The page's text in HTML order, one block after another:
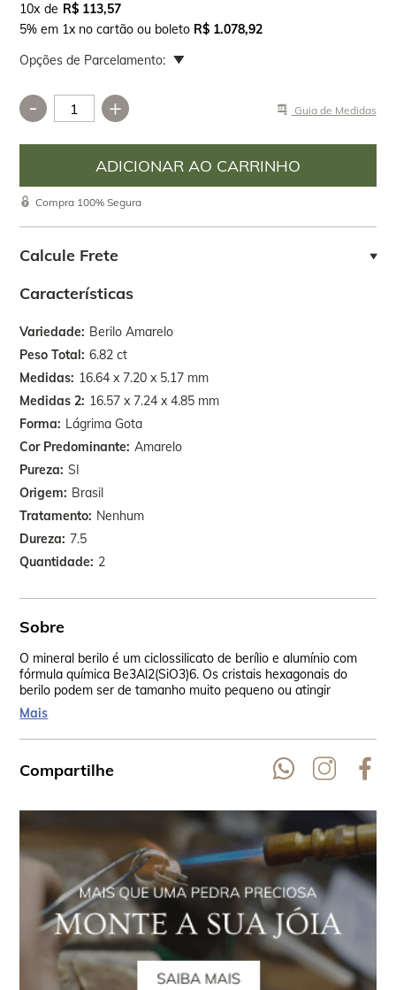
Características
Variedade Berilo Amarelo
Peso Total 6.82 ct
Medidas 16.64 x 7.20 x 5.17 mm
Medidas 2 16.57 x 7.24 x 4.85 mm
Forma Lágrima Gota
Cor Predominante Amarelo
Pureza SI
Origem Brasil
Tratamento Nenhum
Dureza 7.5
Quantidade 2
Sobre
O mineral berilo é um ciclossilicato de berílio e alumínio com
fórmula química Be3Al2(SiO3)6. Os cristais hexagonais do
berilo podem ser de tamanho muito pequeno ou atingir
dimensões de alguns metros.
Mais
Compartilhe
10x
R$ 113,57
5% em 1x no cartão ou boleto R$ 1.078,92
Opções de Parcelamento:
- + Guia de Medidas
Compra 100% Segura
Calcule Frete